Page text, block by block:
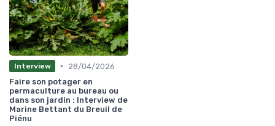
Interview •
28/04/2026
Faire son potager en
permaculture au bureau ou
dans son jardin : Interview de
Marine Bettant du Breuil de
Piénu